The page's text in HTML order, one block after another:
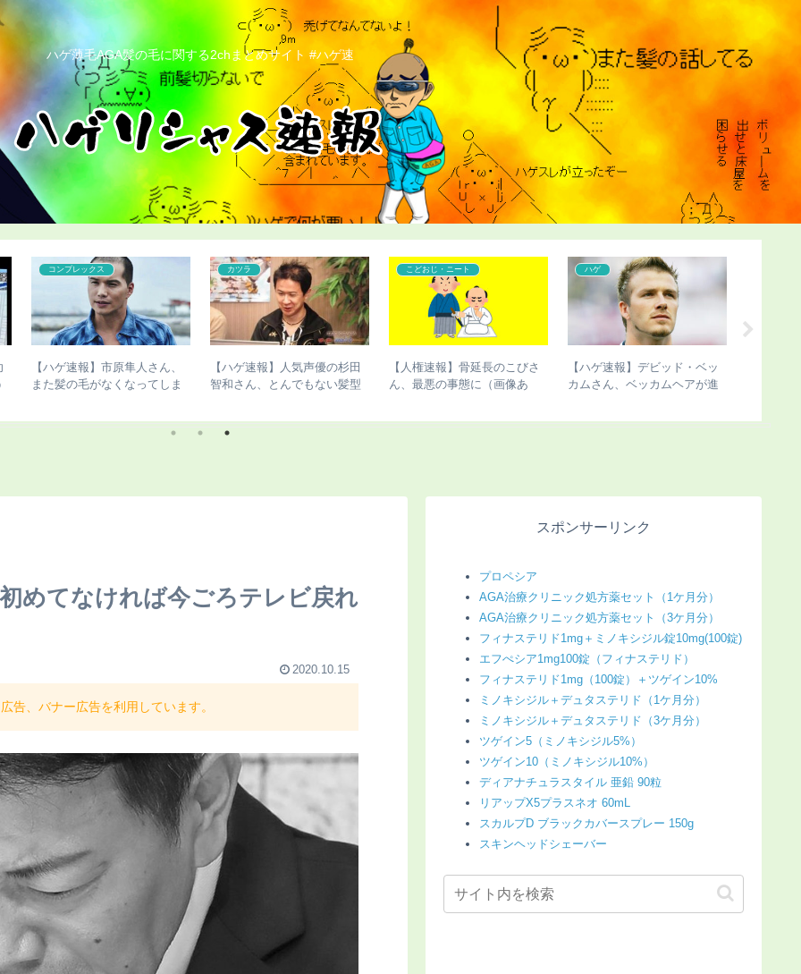
ハゲ薄毛AGA髪の毛に関する2chまとめサイト #ハゲ速
コンプレックス
【ハゲ速報】市原隼人さん、
また髪の毛がなくなってしま
カツラ
【ハゲ速報】人気声優の杉田
智和さん、とんでもない髪型
こどおじ・ニート
【人権速報】骨延長のこびさ
ん、最悪の事態に（画像あ
ハゲ
【ハゲ速報】デビッド・ベッ
カムさん、ベッカムヘアが進
めてなければ今ごろテレビ戻れ
2020.10.15
告、バナー広告を利用しています。
スポンサーリンク
プロペシア
AGA治療クリニック処方薬セット（1ケ月分）
AGA治療クリニック処方薬セット（3ケ月分）
フィナステリド1mg＋ミノキシジル錠10mg(100錠)
エフぺシア1mg100錠（フィナステリド）
フィナステリド1mg（100錠）＋ツゲイン10%
ミノキシジル＋デュタステリド（1ケ月分）
ミノキシジル＋デュタステリド（3ケ月分）
ツゲイン5（ミノキシジル5%）
ツゲイン10（ミノキシジル10%）
ディアナチュラスタイル 亜鉛 90粒
リアップX5プラスネオ 60mL
スカルプD ブラックカバースプレー 150g
スキンヘッドシェーバー